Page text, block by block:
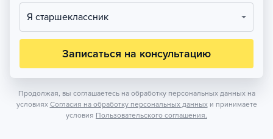
Я старшеклассник
Записаться на консультацию
Продолжая, вы соглашаетесь на обработку персональных данных на
условиях Согласия на обработку персональных данных и принимаете
условия Пользовательского соглашения.